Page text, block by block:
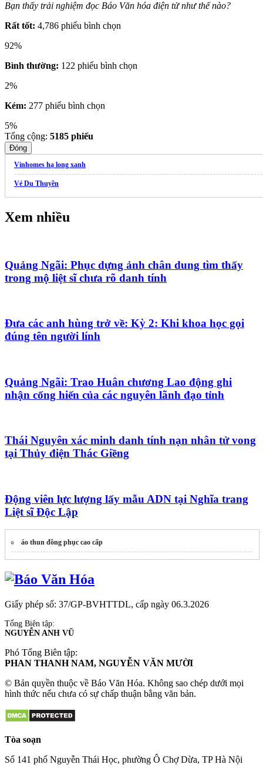
Bạn thấy trải nghiệm đọc Báo Văn hóa điện tử như thế nào?
Rất tốt: 4,786 phiếu bình chọn
92%
Bình thường: 122 phiếu bình chọn
2%
Kém: 277 phiếu bình chọn
5%
Tổng cộng: 5185 phiếu
Đóng
Vinhomes hạ long xanh
Vé Du Thuyền
Xem nhiều
Quảng Ngãi: Phục dựng ảnh chân dung tìm thấy
trong mộ liệt sĩ chưa rõ danh tính
Đưa các anh hùng trở về: Kỳ 2: Khi khoa học gọi
đúng tên người lính
Quảng Ngãi: Trao Huân chương Lao động ghi
nhận cống hiến của các nguyên lãnh đạo tỉnh
Thái Nguyên xác minh danh tính nạn nhân tử vong
tại Thủy điện Thác Giềng
Động viên lực lượng lấy mẫu ADN tại Nghĩa trang
Liệt sĩ Độc Lập
áo thun đồng phục cao cấp
Giấy phép số: 37/GP-BVHTTDL, cấp ngày 06.3.2026
Tổng Biên tập:
NGUYỄN ANH VŨ
Phó Tổng Biên tập:
PHAN THANH NAM, NGUYỄN VĂN MƯỜI
© Bản quyền thuộc về Báo Văn Hóa. Không sao chép dưới mọi
hình thức nếu chưa có sự chấp thuận bằng văn bản.
Tòa soạn
Số 141 phố Nguyễn Thái Học, phường Ô Chợ Dừa, TP Hà Nội